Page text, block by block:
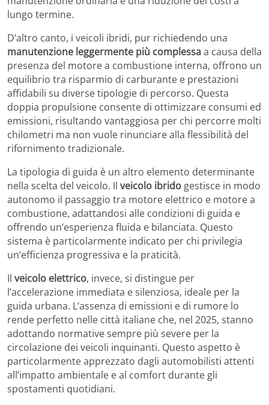
lungo termine.
D’altro canto, i veicoli ibridi, pur richiedendo una
manutenzione leggermente più complessaa causa della
presenza del motore a combustione interna, offrono un
equilibrio tra risparmio di carburante e prestazioni
affidabili su diverse tipologie di percorso. Questa
doppia propulsione consente di ottimizzare consumi ed
emissioni, risultando vantaggiosa per chi percorre molti
chilometri ma non vuole rinunciare alla flessibilità del
rifornimento tradizionale.
La tipologia di guida è un altro elemento determinante
nella scelta del veicolo. Il veicolo ibrido gestisce in modo
autonomo il passaggio tra motore elettrico e motore a
combustione, adattandosi alle condizioni di guida e
offrendo un’esperienza fluida e bilanciata. Questo
sistema è particolarmente indicato per chi privilegia
un’efficienza progressiva e la praticità.
Il veicolo elettrico, invece, si distingue per
l’accelerazione immediata e silenziosa, ideale per la
guida urbana. L’assenza di emissioni e di rumore lo
rende perfetto nelle città italiane che, nel 2025, stanno
adottando normative sempre più severe per la
circolazione dei veicoli inquinanti. Questo aspetto è
particolarmente apprezzato dagli automobilisti attenti
all’impatto ambientale e al comfort durante gli
spostamenti quotidiani.